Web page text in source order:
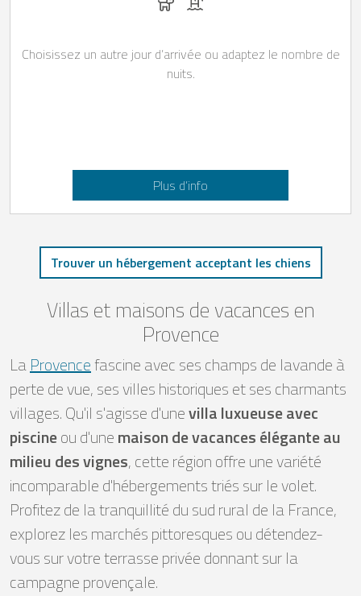
Choisissez un autre jour d’arrivée ou adaptez le nombre de
nuits.
Plus d’info
Trouver un hébergement acceptant les chiens
Villas et maisons de vacances en
Provence
LaProvencefascine avec ses champs de lavande à
perte de vue, ses villes historiques et ses charmants
villages. Qu'il s'agisse d'unevilla luxueuse avec
piscineou d'unemaison de vacances élégante au
milieu des vignes, cette région offre une variété
incomparable d'hébergements triés sur le volet.
Profitez de la tranquillité du sud rural de la France,
explorez les marchés pittoresques ou détendez-
vous sur votre terrasse privée donnant sur la
campagne provençale.